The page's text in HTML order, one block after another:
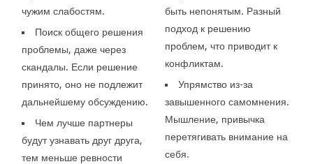
чужим слабостям.
Поиск общего решения
проблемы, даже через
скандалы. Если решение
принято, оно не подлежит
дальнейшему обсуждению.
Чем лучше партнеры
будут узнавать друг друга,
тем меньше ревности
быть непонятым. Разный
подход к решению
проблем, что приводит к
конфликтам.
Упрямство из-за
завышенного самомнения.
Мышление, привычка
перетягивать внимание на
себя.